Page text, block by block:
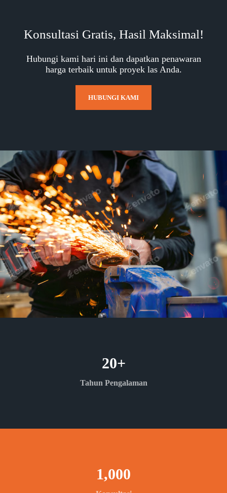
Konsultasi Gratis, Hasil Maksimal!
Hubungi kami hari ini dan dapatkan penawaran
harga terbaik untuk proyek las Anda.
HUBUNGI KAMI
Tahun Pengalaman
20+
1,000